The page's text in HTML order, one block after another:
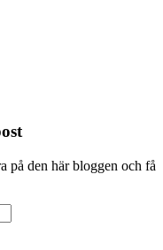
på den här bloggen och få